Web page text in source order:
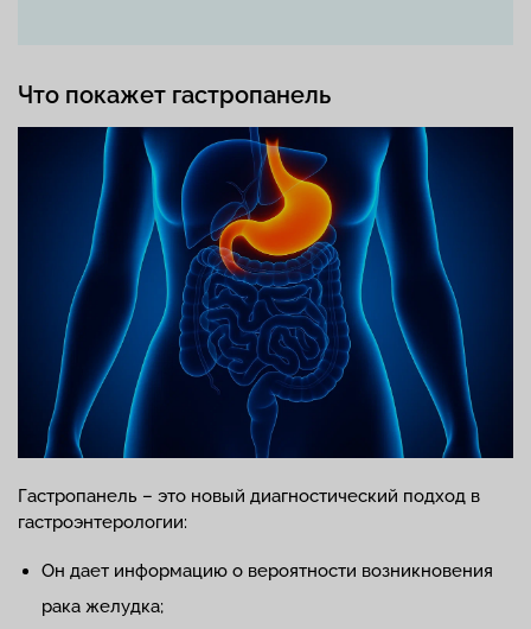
Что покажет гастропанель
Гастропанель – это новый диагностический подход в
гастроэнтерологии:
Он дает информацию о вероятности возникновения
рака желудка;